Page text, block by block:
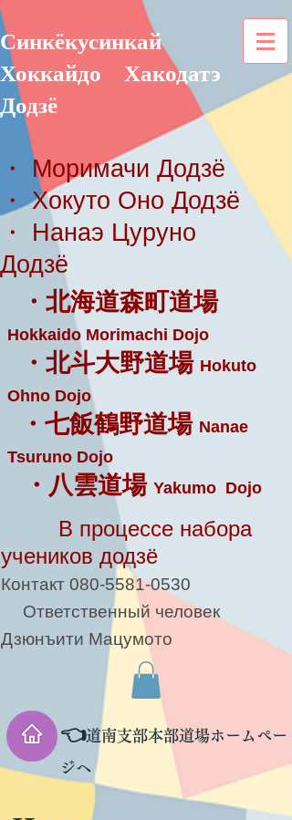
Синкёкусинкай
Хоккайдо
Хакодатэ
Додзё
・ Моримачи Додзё
・ Хокуто Оно Додзё
・ Нанаэ Цуруно
Додзё
・北海道森町道場
Hokkaido Morimachi Dojo
・北斗大野道場 Hokuto
Ohno Dojo
・七飯鶴野道場 Nanae
Tsuruno Dojo
・八雲道場 Yakumo Dojo
В процессе набора
учеников додзё
Контакт 080-5581-0530
Ответственный человек
Дзюнъити Мацумото
👈道南支部本部道場ホームペー
ジへ